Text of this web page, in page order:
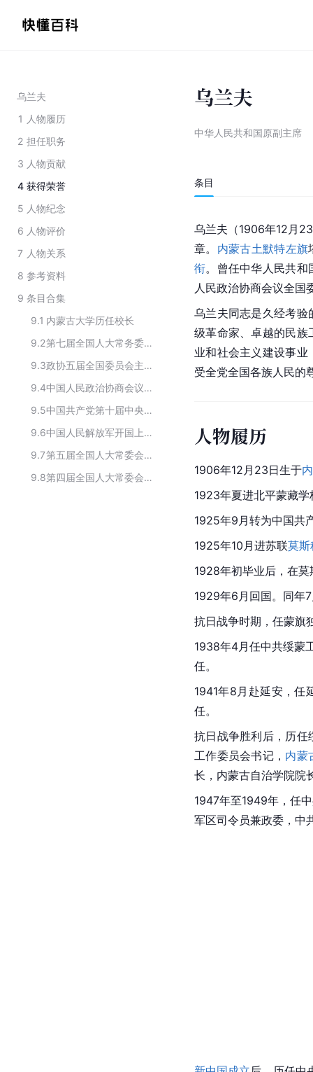
乌兰夫
1 人物履历
2 担任职务
3 人物贡献
4 获得荣誉
5 人物纪念
6 人物评价
7 人物关系
8 参考资料
9 条目合集
9.1 内蒙古大学历任校长
9.2
第七届全国人大常务委员会委员长/副委员长
9.3
政协五届全国委员会主要领导人
9.4
中国人民政治协商会议第五届全国委员会副主席
9.5
中国共产党第十届中央委员会委员
9.6
中国人民解放军开国上将
9.7
第五届全国人大常委会领导
9.8
第四届全国人大常委会委员长及副委员长
乌兰夫
中华人民共和国原副主席
条目
乌兰夫（1906年12月
章。 内蒙古土默特左旗
衔。曾任中华人民共
人民政治协商会议全国
乌兰夫同志是久经考验
级革命家、卓越的民族
业和社会主义建设事
受全党全国各族人民的
人物履历
1906年12月23日生于
1923年夏进北平蒙藏
1925年9月转为中国共
1925年10月进苏联莫斯
1928年初毕业后，在
1929年6月回国。同年
抗日战争时期，任蒙旗
1938年4月任中共绥蒙
任。
1941年8月赴延安，任
任。
抗日战争胜利后，历
工作委员会书记， 内蒙
长，内蒙古自治学院院
1947年至1949年，任
军区司令员兼政委，中